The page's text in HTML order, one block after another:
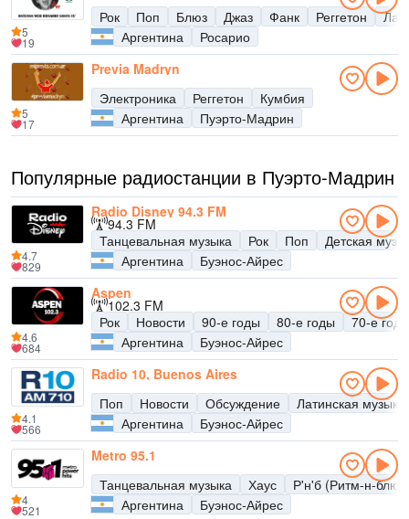
Рок
Поп Блюз Джаз Фанк Реггетон
Аргентина
Росарио
5
19
Previa Madryn
Электроника
Реггетон
Кумбия
Аргентина
Пуэрто-Мадрин
5
17
Популярные радиостанции в Пуэрто-Мадрин
Radio Disney 94.3 FM
94.3 FM
Танцевальная музыка
Рок Поп
Детская
Аргентина
Буэнос-Айрес
4.7
829
Aspen
102.3 FM
Рок
Новости 90-е годы 80-е годы
70-е годы
Аргентина
Буэнос-Айрес
4.6
684
Radio 10, Buenos Aires
Поп
Новости Обсуждение
Латинская музыка
Аргентина
Буэнос-Айрес
4.1
566
Metro 95.1
Танцевальная музыка
Хаус
Р'н'б (Ритм-н-блюз)
Аргентина
Буэнос-Айрес
4
521